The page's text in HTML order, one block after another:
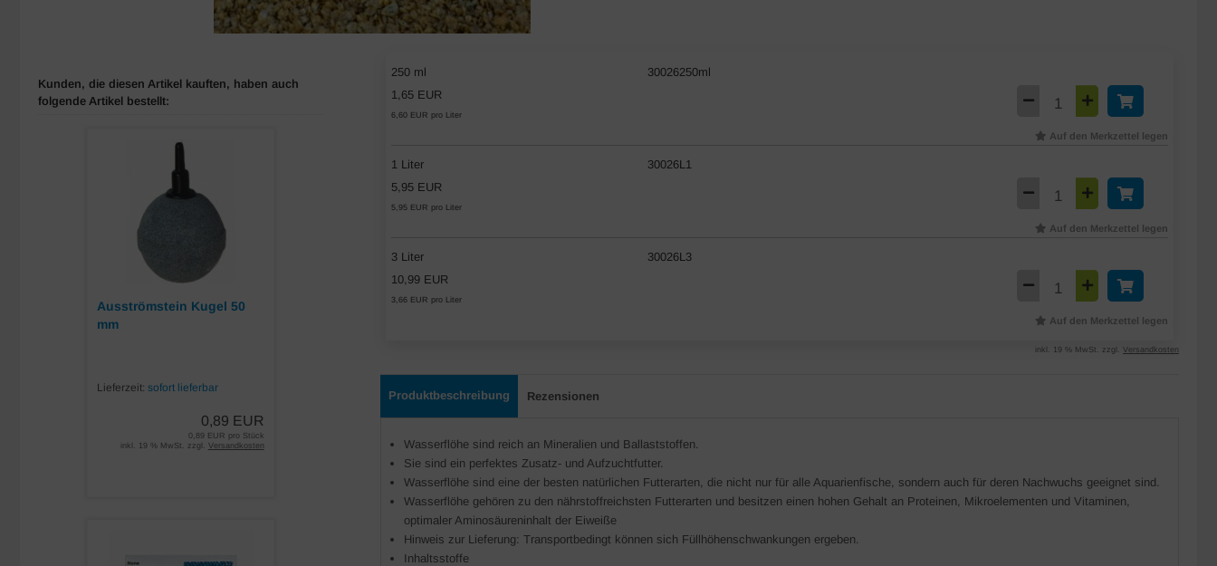
250 ml
30026250ml
1,65 EUR
6,60 EUR pro Liter
Auf den Merkzettel legen
1 Liter
30026L1
5,95 EUR
5,95 EUR pro Liter
Auf den Merkzettel legen
3 Liter
30026L3
10,99 EUR
3,66 EUR pro Liter
Auf den Merkzettel legen
inkl. 19 % MwSt. zzgl. Versandkosten
Produktbeschreibung Rezensionen
Wasserflöhe sind reich an Mineralien und Ballaststoffen.
Sie sind ein perfektes Zusatz- und Aufzuchtfutter.
Wasserflöhe sind eine der besten natürlichen Futterarten, die nicht nur für alle Aquarienfische, sondern auch für deren Nachwuchs geeignet sind.
Wasserflöhe gehören zu den nährstoffreichsten Futterarten und besitzen einen hohen Gehalt an Proteinen, Mikroelementen und Vitaminen,
optimaler Aminosäureninhalt der Eiweiße
Hinweis zur Lieferung: Transportbedingt können sich Füllhöhenschwankungen ergeben.
Inhaltsstoffe
Kunden, die diesen Artikel kauften, haben auch
folgende Artikel bestellt:
Ausströmstein Kugel 50
mm
Lieferzeit:sofort lieferbar
0,89 EUR
0,89 EUR pro Stück
inkl. 19 % MwSt. zzgl. Versandkosten